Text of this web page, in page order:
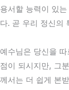
용서할 능력이 있
다. 곧 우리 정신의
예수님은 당신을
점이 되시지만, 그
께서는 더 쉽게 본